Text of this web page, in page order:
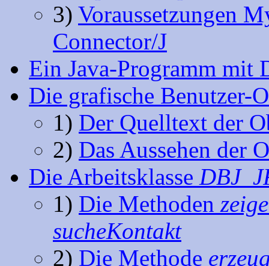
3) Voraussetzungen
Connector/J
Ein Java-Programm mit
Die grafische Benutzer-
1) Der Quelltext der
2) Das Aussehen der
Die Arbeitsklasse
1) Die Methoden
sucheKontakt
2) Die Methode